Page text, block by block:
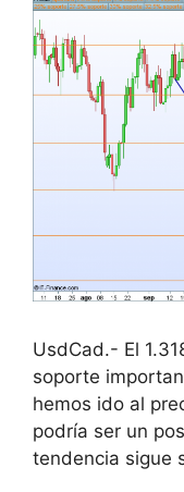
UsdCad.- El
soporte
hemos ido al
podría ser un
tendencia sigue